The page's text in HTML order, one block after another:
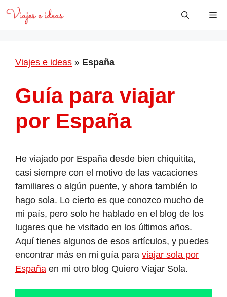
Saltar
Viajes e ideas » España
Guía para viajar
por España
He viajado por España desde bien chiquitita,
casi siempre con el motivo de las vacaciones
familiares o algún puente, y ahora también lo
hago sola. Lo cierto es que conozco mucho de
mi país, pero solo he hablado en el blog de los
lugares que he visitado en los últimos años.
Aquí tienes algunos de esos artículos, y puedes
encontrar más en mi guía para viajar sola por
España en mi otro blog Quiero Viajar Sola.